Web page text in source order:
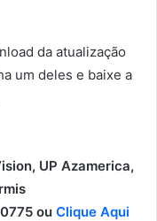
da atualização
um deles e baixe a
UP Azamerica,
ou Clique Aqui